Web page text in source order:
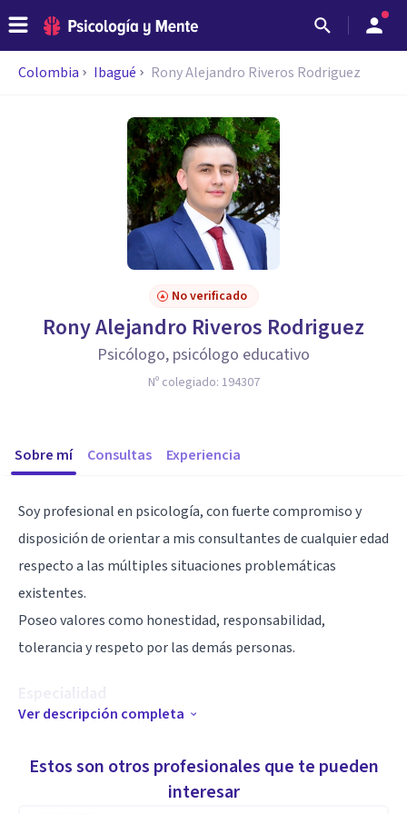
Colombia Ibagué Rony Alejandro Riveros Rodriguez
No verificado
Rony Alejandro Riveros Rodriguez
Psicólogo, psicólogo educativo
Nº colegiado: 194307
Sobre mí Consultas Experiencia
Soy profesional en psicología, con fuerte compromiso y
disposición de orientar a mis consultantes de cualquier edad
respecto a las múltiples situaciones problemáticas
existentes.
Poseo valores como honestidad, responsabilidad,
tolerancia y respeto por las demás personas.
Especialidad
Nivel de resiliencia basado en el trabajo colaborativo,
cumplimiento de proyectos y actividades estructuradas.
Ver descripción completa
Estos son otros profesionales que te pueden
interesar